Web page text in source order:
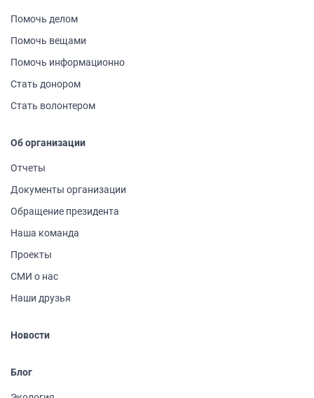
Помочь делом
Помочь вещами
Помочь информа­ционно
Стать донором
Стать волонтером
Об организации
Отчеты
Документы организации
Обращение президента
Наша команда
Проекты
СМИ о нас
Наши друзья
Новости
Блог